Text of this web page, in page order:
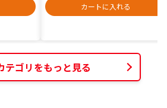
カートに入れる
テゴリをもっと見る